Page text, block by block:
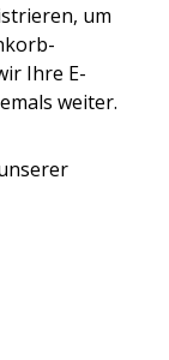
um
Ihre E-
weiter.